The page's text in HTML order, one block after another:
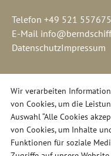
Wir verarbeiten
von Cookies, um die
Auswahl “Alle Cookies
von Cookies, um Inhalte
Funktionen für soziale
Telefon +49 521
E-Mail
DatenschutzImpressum